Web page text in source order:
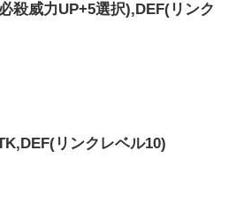
殺威力UP+5選択),DEF(リンク
リンクレベル10)